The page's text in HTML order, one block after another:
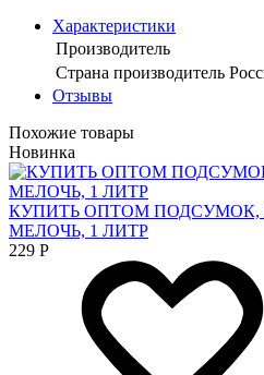
Характеристики
Производитель
Страна производитель
Отзывы
Похожие товары
Новинка
КУПИТЬ ОПТОМ ПОДСУМОК,
МЕЛОЧЬ, 1 ЛИТР
229 Р